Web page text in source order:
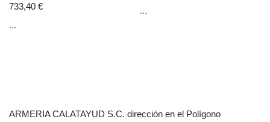
733,40 €
...
...
ARMERIA CALATAYUD S.C. dirección en el Polígono